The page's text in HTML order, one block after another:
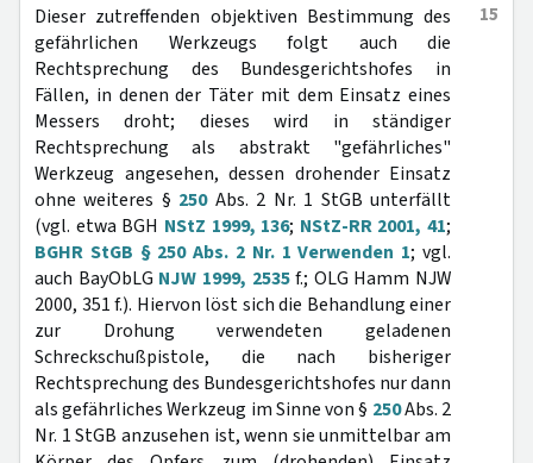
15
Dieser zutreffenden objektiven Bestimmung des
gefährlichen Werkzeugs folgt auch die
Rechtsprechung des Bundesgerichtshofes in
Fällen, in denen der Täter mit dem Einsatz eines
Messers droht; dieses wird in ständiger
Rechtsprechung als abstrakt "gefährliches"
Werkzeug angesehen, dessen drohender Einsatz
ohne weiteres § 250Abs. 2 Nr. 1 StGB unterfällt
(vgl. etwa BGH NStZ 1999, 136; NStZ-RR 2001, 41;
BGHR StGB § 250 Abs. 2 Nr. 1 Verwenden 1; vgl.
auch BayObLG NJW 1999, 2535f.; OLG Hamm NJW
2000, 351 f.). Hiervon löst sich die Behandlung einer
zur Drohung verwendeten geladenen
Schreckschußpistole, die nach bisheriger
Rechtsprechung des Bundesgerichtshofes nur dann
als gefährliches Werkzeug im Sinne von § 250Abs. 2
Nr. 1 StGB anzusehen ist, wenn sie unmittelbar am